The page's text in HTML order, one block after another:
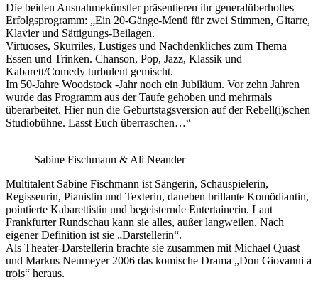
Die beiden Ausnahmekünstler präsentieren ihr generalüberholtes
Erfolgsprogramm: „Ein 20-Gänge-Menü für zwei Stimmen, Gitarre,
Klavier und Sättigungs-Beilagen.
Virtuoses, Skurriles, Lustiges und Nachdenkliches zum Thema
Essen und Trinken. Chanson, Pop, Jazz, Klassik und
Kabarett/Comedy turbulent gemischt.
Im 50-Jahre Woodstock -Jahr noch ein Jubiläum. Vor zehn Jahren
wurde das Programm aus der Taufe gehoben und mehrmals
überarbeitet. Hier nun die Geburtstagsversion auf der Rebell(i)schen
Studiobühne. Lasst Euch überraschen…“
Sabine Fischmann & Ali Neander
Multitalent Sabine Fischmann ist Sängerin, Schauspielerin,
Regisseurin, Pianistin und Texterin, daneben brillante Komödiantin,
pointierte Kabarettistin und begeisternde Entertainerin. Laut
Frankfurter Rundschau kann sie alles, außer langweilen. Nach
eigener Definition ist sie „Darstellerin“.
Als Theater-Darstellerin brachte sie zusammen mit Michael Quast
und Markus Neumeyer 2006 das komische Drama „Don Giovanni a
trois“ heraus.